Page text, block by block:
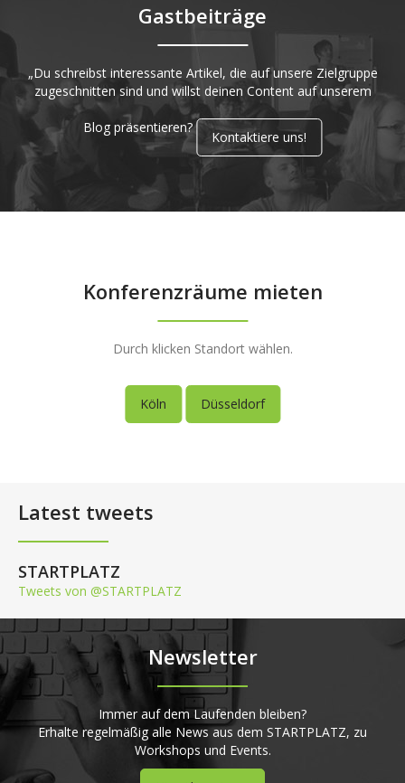
Gastbeiträge
„Du schreibst interessante Artikel, die auf unsere Zielgruppe
zugeschnitten sind und willst deinen Content auf unserem
Blog präsentieren?
Kontaktiere uns!
Konferenzräume mieten
Durch klicken Standort wählen.
Köln Düsseldorf
Latest tweets
STARTPLATZ
Tweets von @STARTPLATZ
Newsletter
Immer auf dem Laufenden bleiben?
Erhalte regelmäßig alle News aus dem STARTPLATZ, zu
Workshops und Events.